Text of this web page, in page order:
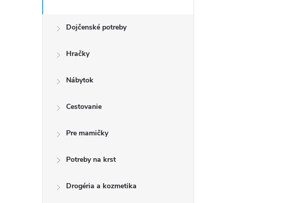
Dojčenské potreby
Hračky
Nábytok
Cestovanie
Pre mamičky
Potreby na krst
Drogéria a kozmetika